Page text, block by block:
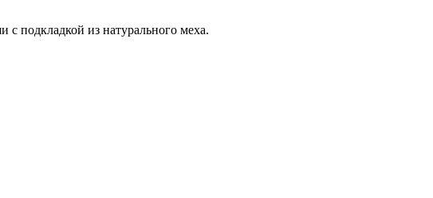
подкладкой из натурального меха.